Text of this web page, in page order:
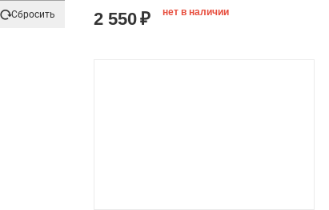
Сбросить 2 550₽ нет в наличии